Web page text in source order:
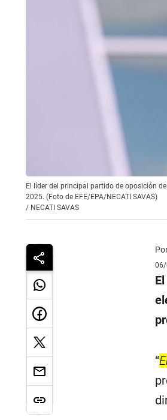
El líder del principal partido de oposición
2025. (Foto de EFE/EPA/NECATI SAVAS)
/ NECATI SAVAS
06/
“